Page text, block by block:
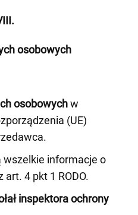
osobowych
osobowychw
(UE)
wszelkie informacje o
4 pkt 1 RODO.
inspektora ochrony